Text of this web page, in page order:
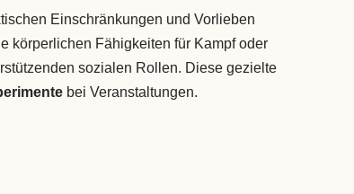
Einschränkungen und Vorlieben
körperlichen Fähigkeiten für Kampf oder
sozialen Rollen. Diese gezielte
bei Veranstaltungen.